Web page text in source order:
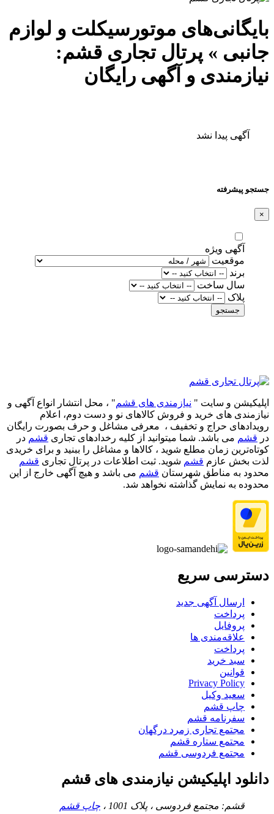
بایگانی‌های موتورسیکلت و لوازم
جانبی » پرتال تجاری قشم:
نیازمندی و آگهی رایگان
آگهی پیدا نشد
جستجو پیشرفته
×
آگهی ویژه
موقعیت
برند
سال ساخت
پلاک
جستجو
اپلیکیشن و سایت " نیازمندی های قشم" ، محل انتشار انواع آگهی و
نیازمندی های خرید و فروش کالاهای نو و دست‌ دوم، اعلام
رویدادهای حراج و تخفیف ، معرفی مشاغل و حرف بصورت رایگان
در قشم می باشد. شما میتوانید از کلیه رخدادهای تجاری قشم در
کوتاه‌ترین زمان مطلع شوید ، کالاها و مشاغل را ببنید و برای خریدی
لذت بخش عازم قشم شوید. ثبت اطلاعات در پرتال تجاری قشم
محدود به مناطق شهرستان قشم می باشد و هیچ آگهی خارج از این
محدوده به نمایش گذاشته نخواهد شد.
دسترسی سریع
ارسال آگهی جدید
پرداخت
پروفایل
علاقه‌مندی ها
پرداخت
سبد خرید
قوانین
Privacy Policy
سعید وکیل
چاپ قشم
سفرنامه قشم
مجتمع تجاری زمرد درگهان
مجتمع ستاره قشم
مجتمع فردوسی قشم
دانلود اپلیکیشن نیازمندی های قشم
قشم: مجتمع فردوسی ، پلاک 1001 ، چاپ قشم